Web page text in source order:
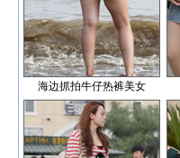
海边抓拍牛仔热裤美女